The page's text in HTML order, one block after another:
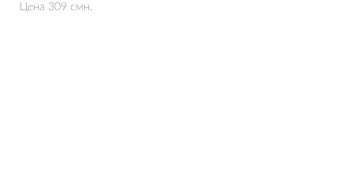
Цена 309 смн.